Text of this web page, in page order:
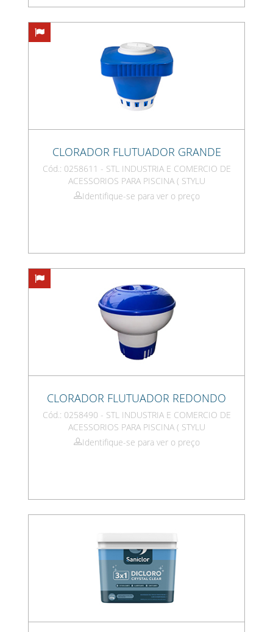
CLORADOR FLUTUADOR GRANDE
Cód.: 0258611 - STL INDUSTRIA E COMERCIO DE
ACESSORIOS PARA PISCINA ( STYLU
Identifique-se para ver o preço
CLORADOR FLUTUADOR REDONDO
Cód.: 0258490 - STL INDUSTRIA E COMERCIO DE
ACESSORIOS PARA PISCINA ( STYLU
Identifique-se para ver o preço